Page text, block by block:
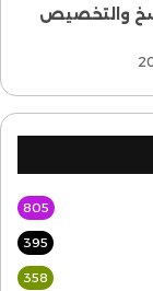
وبالقيم
والتخصيص
805
395
358